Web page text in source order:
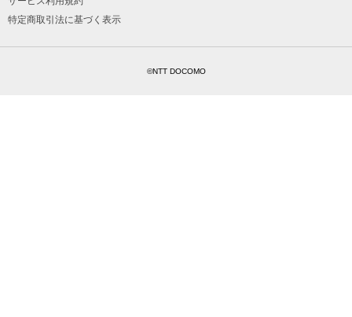
特定商取引法に基づく表示
©NTT DOCOMO